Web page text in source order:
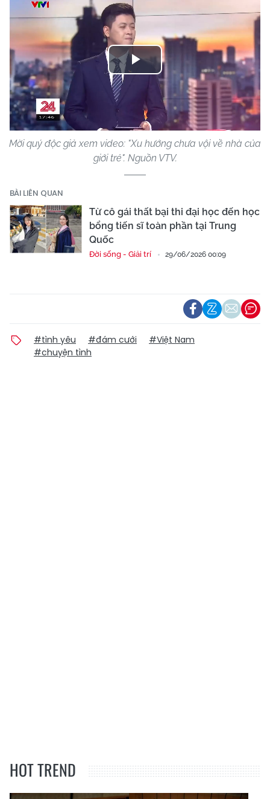
Play
Video
Mời quý độc giả xem video: "Xu hướng chưa vội về nhà của
giới trẻ". Nguồn VTV.
BÀI LIÊN QUAN
Từ cô gái thất bại thi đại học đến học
bổng tiến sĩ toàn phần tại Trung
Quốc
Đời sống - Giải trí 29/06/2026 00:09
#tình yêu #đám cưới
#Việt Nam
#chuyện tình
HOT TREND